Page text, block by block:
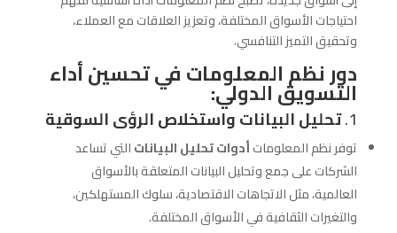
احتياجات الأسواق المختلفة، وتعزيز العلاقات مع العملاء،
وتحقيق التميز التنافسي.
دور نظم المعلومات في تحسين أداء
التسويق الدولي:
1. تحليل البيانات واستخلاص الرؤى السوقية
توفر نظم المعلوماتأدوات تحليل البياناتالتي تساعد
الشركات على جمع وتحليل البيانات المتعلقة بالأسواق
العالمية، مثل الاتجاهات الاقتصادية، سلوك المستهلكين،
والتغيرات الثقافية في الأسواق المختلفة.